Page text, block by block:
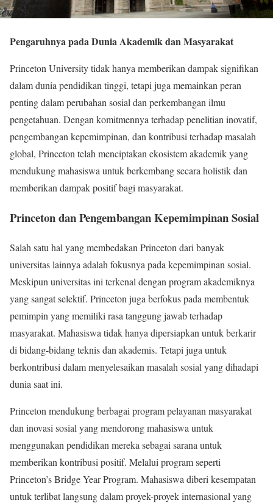
Pengaruhnya pada Dunia Akademik dan Masyarakat
Princeton University tidak hanya memberikan dampak signifikan
dalam dunia pendidikan tinggi, tetapi juga memainkan peran
penting dalam perubahan sosial dan perkembangan ilmu
pengetahuan. Dengan komitmennya terhadap penelitian inovatif,
pengembangan kepemimpinan, dan kontribusi terhadap masalah
global, Princeton telah menciptakan ekosistem akademik yang
mendukung mahasiswa untuk berkembang secara holistik dan
memberikan dampak positif bagi masyarakat.
Princeton dan Pengembangan Kepemimpinan Sosial
Salah satu hal yang membedakan Princeton dari banyak
universitas lainnya adalah fokusnya pada kepemimpinan sosial.
Meskipun universitas ini terkenal dengan program akademiknya
yang sangat selektif. Princeton juga berfokus pada membentuk
pemimpin yang memiliki rasa tanggung jawab terhadap
masyarakat. Mahasiswa tidak hanya dipersiapkan untuk berkarir
di bidang-bidang teknis dan akademis. Tetapi juga untuk
berkontribusi dalam menyelesaikan masalah sosial yang dihadapi
dunia saat ini.
Princeton mendukung berbagai program pelayanan masyarakat
dan inovasi sosial yang mendorong mahasiswa untuk
menggunakan pendidikan mereka sebagai sarana untuk
memberikan kontribusi positif. Melalui program seperti
Princeton’s Bridge Year Program. Mahasiswa diberi kesempatan
untuk terlibat langsung dalam proyek-proyek internasional yang